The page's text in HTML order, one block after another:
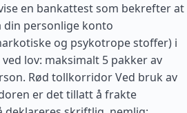
en bankattest som bekrefter at
personlige konto
og psykotrope stoffer) i
lov: maksimalt 5 pakker av
Rød tollkorridor Ved bruk av
er det tillatt å frakte